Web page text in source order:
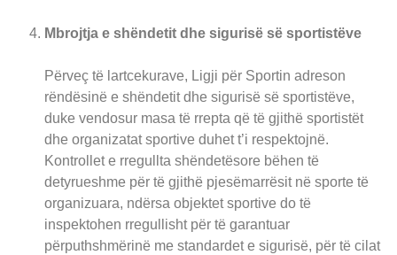
Mbrojtja e shëndetit dhe sigurisë së sportistëve
Përveç të lartcekurave, Ligji për Sportin adreson
rëndësinë e shëndetit dhe sigurisë së sportistëve,
duke vendosur masa të rrepta që të gjithë sportistët
dhe organizatat sportive duhet t’i respektojnë.
Kontrollet e rregullta shëndetësore bëhen të
detyrueshme për të gjithë pjesëmarrësit në sporte të
organizuara, ndërsa objektet sportive do të
inspektohen rregullisht për të garantuar
përputhshmërinë me standardet e sigurisë, për të cilat